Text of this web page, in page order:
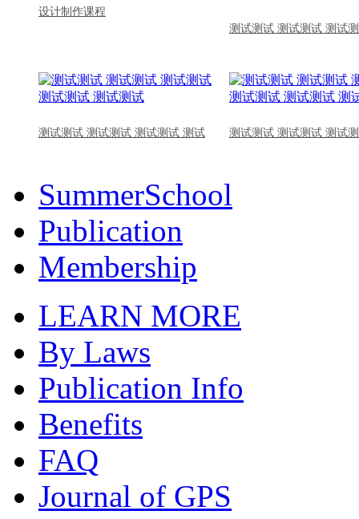
设计制作课程
测试测试 测试测试 测试
测试测试 测试测试 测试测试 测试 测试测试 测试测试 测试
SummerSchool
Publication
Membership
LEARN MORE
By Laws
Publication Info
Benefits
FAQ
Journal of GPS